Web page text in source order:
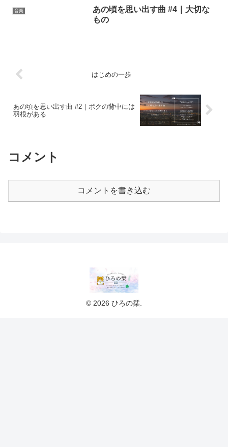
音楽
あの頃を思い出す曲 #4｜大切な
もの
はじめの一歩
あの頃を思い出す曲 #2｜ボクの背中には
羽根がある
コメント
コメントを書き込む
© 2026 ひろの栞.